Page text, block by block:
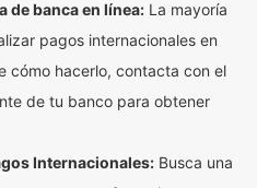
de banca en línea: La mayoría
pagos internacionales en
cómo hacerlo, contacta con el
de tu banco para obtener
Internacionales: Busca una